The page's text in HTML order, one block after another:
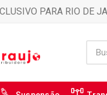
PARA RIO DE